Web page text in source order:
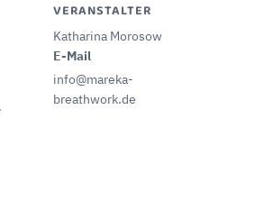
VERANSTALTER
Katharina Morosow
E-Mail
info@mareka-
breathwork.de